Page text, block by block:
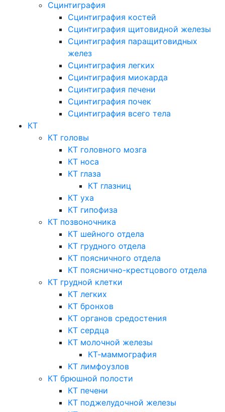
Сцинтиграфия
Сцинтиграфия костей
Сцинтиграфия щитовидной железы
Сцинтиграфия паращитовидных
желез
Сцинтиграфия легких
Сцинтиграфия миокарда
Сцинтиграфия печени
Сцинтиграфия почек
Сцинтиграфия всего тела
КТ
КТ головы
КТ головного мозга
КТ носа
КТ глаза
КТ глазниц
КТ уха
КТ гипофиза
КТ позвоночника
КТ шейного отдела
КТ грудного отдела
КТ поясничного отдела
КТ пояснично-крестцового отдела
КТ грудной клетки
КТ легких
КТ бронхов
КТ органов средостения
КТ сердца
КТ молочной железы
КТ-маммография
КТ лимфоузлов
КТ брюшной полости
КТ печени
КТ поджелудочной железы